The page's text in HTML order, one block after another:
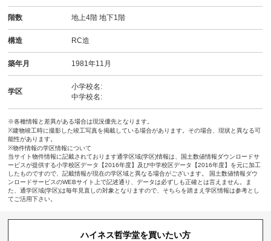
階数 地上4階 地下1階
構造 RC造
築年月 1981年11月
学区
小学校名:
中学校名:
※各種情報と差異がある場合は現況優先となります。
※建物竣工時に撮影した竣工写真を掲載している場合があります。その場合、現状と異なる可
能性があります。
※物件情報の学区情報について
当サイト物件情報に記載されております通学区域(学区)情報は、国土数値情報ダウンロードサ
ービスが提供する小学校区データ【2016年度】及び中学校区データ【2016年度】を元に加工
したものですので、記載情報が現在の学区域と異なる場合がございます。 国土数値情報ダウ
ンロードサービスのWEBサイト上で記述通り、データは必ずしも正確とは言えません。ま
た、通学区域(学区)は毎年見直しの対象となりますので、そちらを踏まえ学区情報は参考とし
てご活用下さい。
ハイネス哲学堂を買いたい方